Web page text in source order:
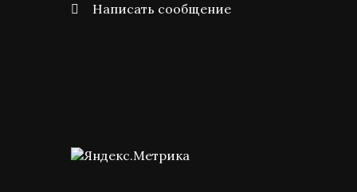
Написать сообщение